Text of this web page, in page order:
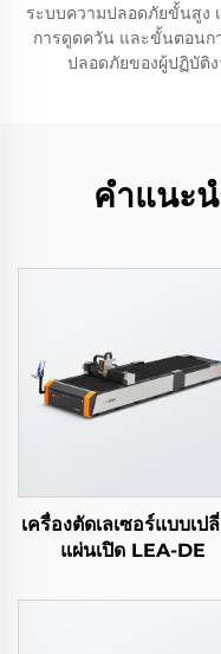
ระบบความปลอดภัยขั้นสูง
การดูดควัน และขั้นตอนก
ปลอดภัยของผู้ปฏิบัติ
คำแนะ
เครื่องตัดเลเซอร์แบบเป
แผ่นเปิด LEA-DE